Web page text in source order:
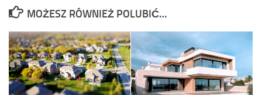
MOŻESZ RÓWNIEŻ POLUBIĆ…